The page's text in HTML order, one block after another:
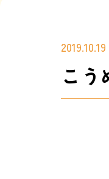
2019.10.19
こ